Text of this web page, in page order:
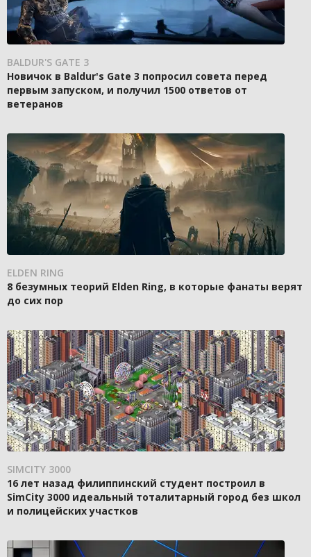
BALDUR'S GATE 3
Новичок в Baldur's Gate 3 попросил совета перед
первым запуском, и получил 1500 ответов от
ветеранов
ELDEN RING
8 безумных теорий Elden Ring, в которые фанаты верят
до сих пор
SIMCITY 3000
16 лет назад филиппинский студент построил в
SimCity 3000 идеальный тоталитарный город без школ
и полицейских участков